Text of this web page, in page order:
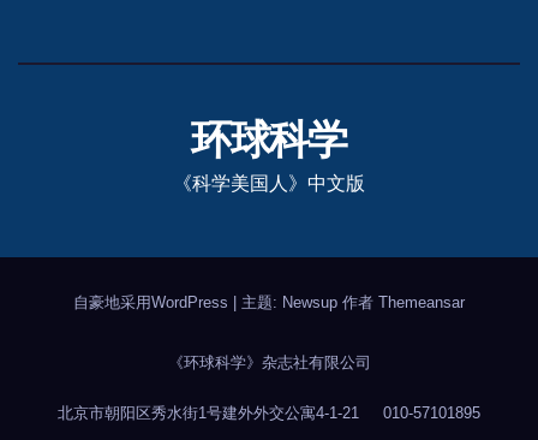
环球科学
《科学美国人》中文版
自豪地采用WordPress 主题: Newsup 作者 Themeansar
《环球科学》杂志社有限公司
北京市朝阳区秀水街1号建外外交公寓4-1-21 010-57101895